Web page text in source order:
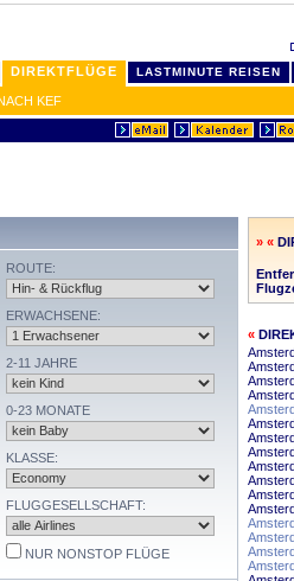
DIREKTFLÜGE LASTMINUTE REISEN
KEF
ROUTE:
ERWACHSENE:
2-11 JAHRE
0-23 MONATE
KLASSE:
FLUGGESELLSCHAFT:
NUR NONSTOP FLÜGE
» «
«